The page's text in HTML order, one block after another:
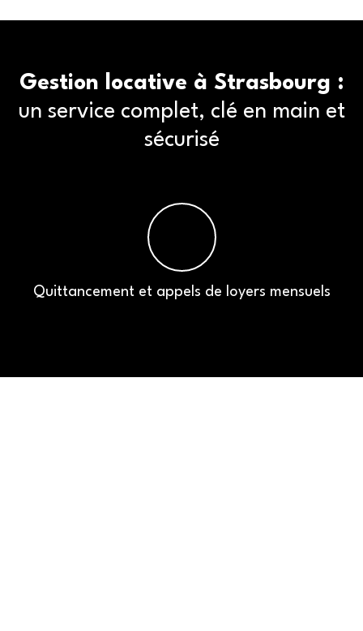
Gestion locative à Strasbourg :
un service complet, clé en main et
sécurisé
Quittancement et appels de loyers mensuels